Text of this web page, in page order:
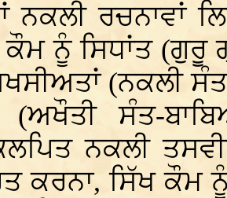
ਨਕਲੀ ਰਚਨਾਵਾਂ
ਕੌਮ ਨੂੰ ਸਿਧਾਂਤ (ਗੁਰੂ
(ਨਕਲੀ
(ਅਖੌਤੀ ਸੰਤ-
ਨਕਲੀ
ਕਰਨਾ, ਸਿੱਖ ਕੌਮ